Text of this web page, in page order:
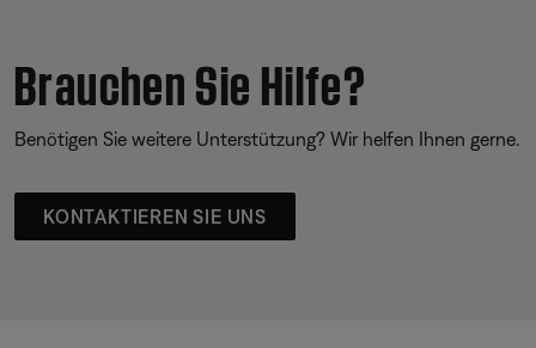
Brauchen Sie Hilfe?
Benötigen Sie weitere Unterstützung? Wir helfen Ihnen gerne.
KONTAKTIEREN SIE UNS